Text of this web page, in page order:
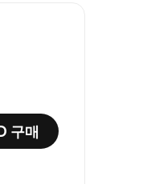
구매